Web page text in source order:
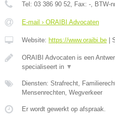
Tel: 03 386 90 52, Fax: -, BTW-
E-mail › ORAIBI Advocaten
Website: https://www.oraibi.be
ORAIBI Advocaten is een
specialiseert in ▼
Diensten: Strafrecht,
Mensenrechten, Wegverkeer
Er wordt gewerkt op afspraak.